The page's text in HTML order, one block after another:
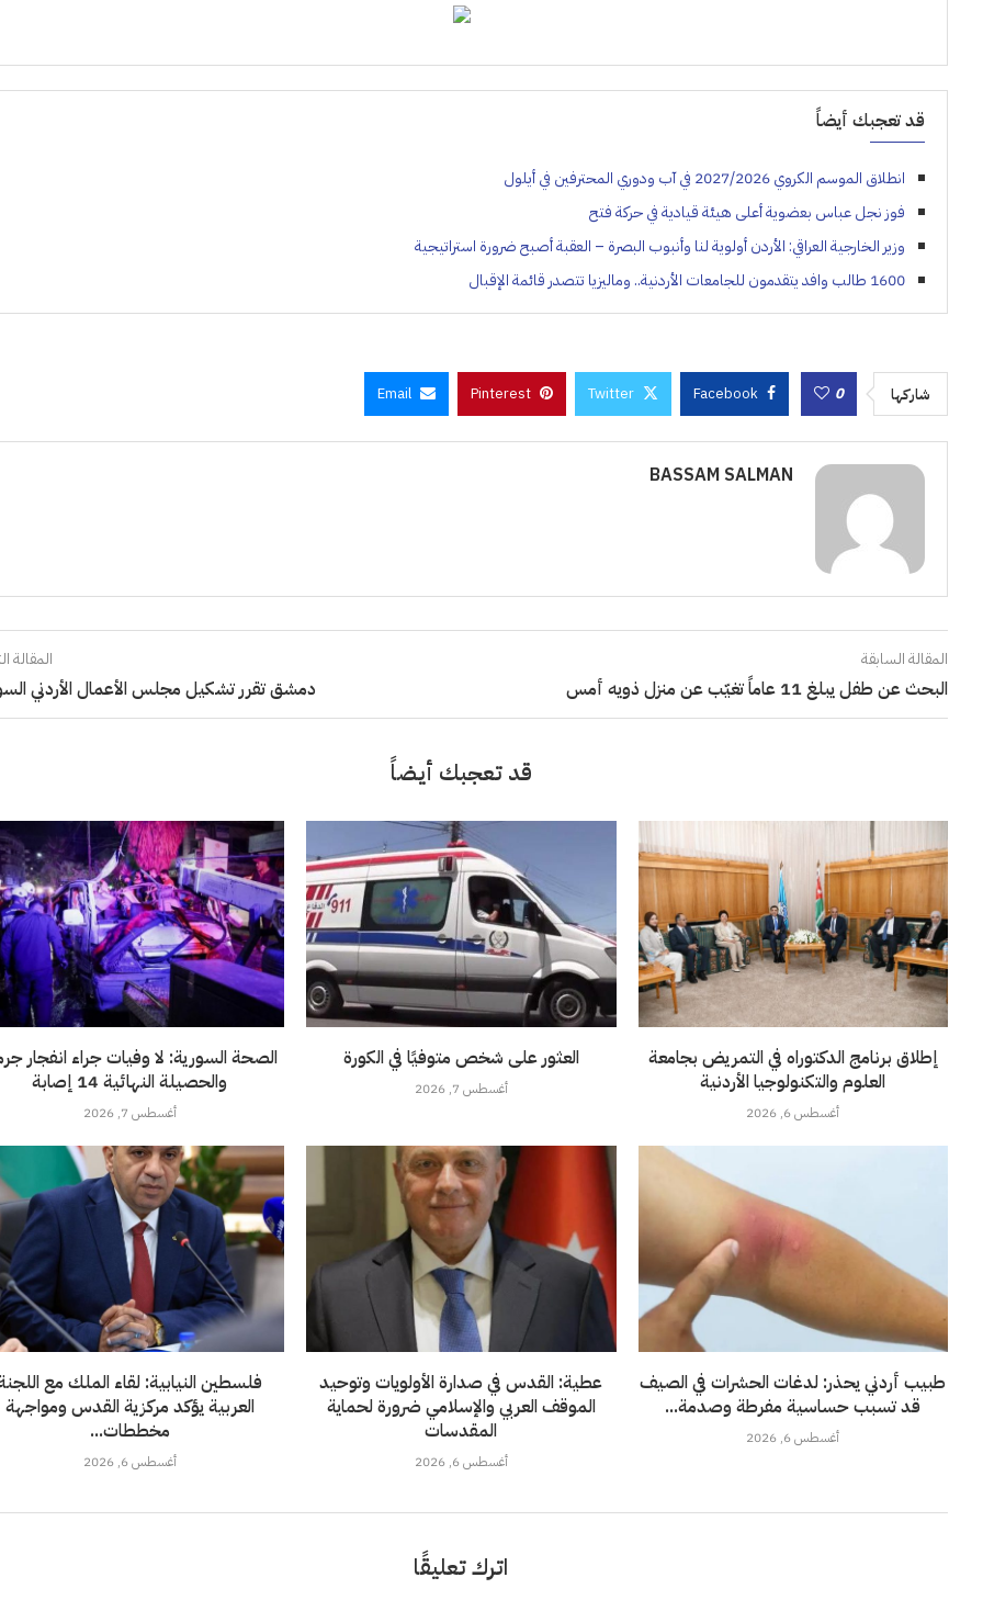
قد تعجبك أيضاً
انطلاق الموسم الكروي 2027/2026 في آب ودوري المحترفين في أيلول
فوز نجل عباس بعضوية أعلى هيئة قيادية في حركة فتح
وزير الخارجية العراقي: الأردن أولوية لنا وأنبوب البصرة – العقبة أصبح ضرورة استراتيجية
1600 طالب وافد يتقدمون للجامعات الأردنية.. وماليزيا تتصدر قائمة الإقبال
شاركها 0
Facebook
Twitter
Pinterest
Email
BASSAM SALMAN
المقالة السابقة
البحث عن طفل يبلغ 11 عاماً تغيّب عن منزل ذويه أمس
المقالة
دمشق تقرر تشكيل مجلس الأعمال الأردني
قد تعجبك أيضاً
الصحة السورية: لا وفيات جراء انفجار
والحصيلة النهائية 14 إصابة
أغسطس 7, 2026
العثور على شخص متوفيًا في الكورة
أغسطس 7, 2026
إطلاق برنامج الدكتوراه في التمريض بجامعة
العلوم والتكنولوجيا الأردنية
أغسطس 6, 2026
فلسطين النيابية: لقاء الملك مع
العربية يؤكد مركزية القدس ومواجهة
مخططات...
أغسطس 6, 2026
عطية: القدس في صدارة الأولويات وتوحيد
الموقف العربي والإسلامي ضرورة لحماية
المقدسات
أغسطس 6, 2026
طبيب أردني يحذر: لدغات الحشرات في الصيف
قد تسبب حساسية مفرطة وصدمة...
أغسطس 6, 2026
اترك تعليقًا